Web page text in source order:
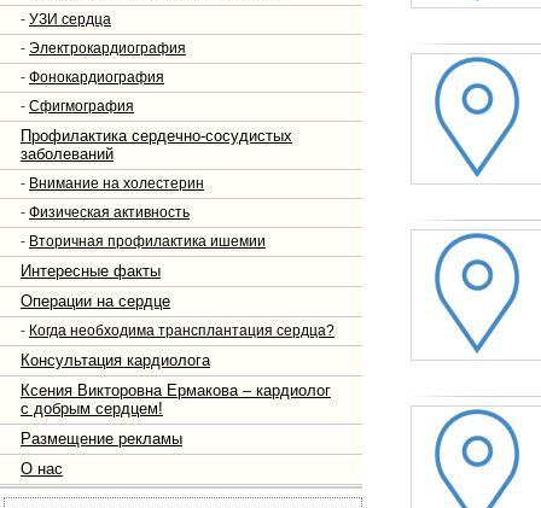
- УЗИ сердца
- Электрокардиография
- Фонокардиография
- Сфигмография
Профилактика сердечно-сосудистых
заболеваний
- Внимание на холестерин
- Физическая активность
- Вторичная профилактика ишемии
Интересные факты
Операции на сердце
- Когда необходима трансплантация сердца?
Консультация кардиолога
Ксения Викторовна Ермакова – кардиолог
с добрым сердцем!
Размещение рекламы
О нас